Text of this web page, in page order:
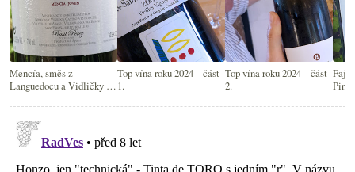
Mencía, směs z
Languedocu a Vidličky s
Top vína roku 2024 – část
1.
Top vína roku 2024 – část
2.
Fajn